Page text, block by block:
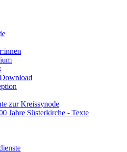
zur Kreissynode
Jahre Süsterkirche - Texte